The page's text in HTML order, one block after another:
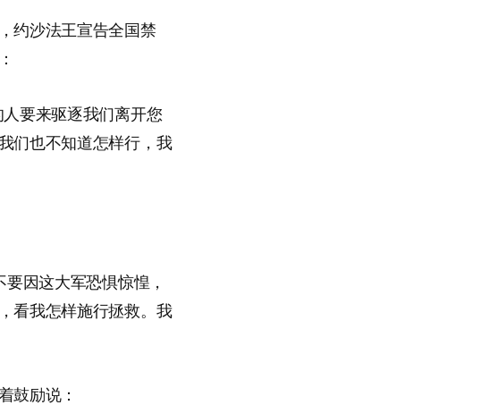
约沙法王宣告全国禁
要来驱逐我们离开您
们也不知道怎样行，我
因这大军恐惧惊惶，
看我怎样施行拯救。我
鼓励说：